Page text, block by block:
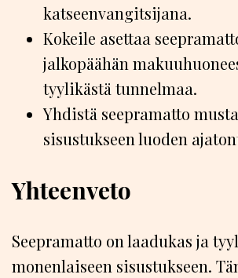
katseenvangitsijana.
Kokeile asettaa
jalkopäähän
tyylikästä tunnelmaa.
Yhdistä seepramatto
sisustukseen luoden
Yhteenveto
Seepramatto on laadukas ja
monenlaiseen sisustukseen.